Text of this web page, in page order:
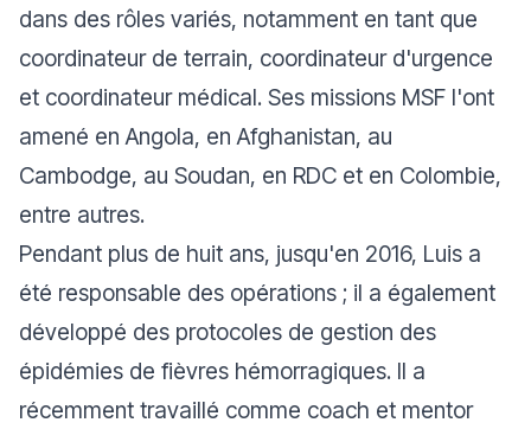
dans des rôles variés, notamment en tant que
coordinateur de terrain, coordinateur d'urgence
et coordinateur médical. Ses missions MSF l'ont
amené en Angola, en Afghanistan, au
Cambodge, au Soudan, en RDC et en Colombie,
entre autres.
Pendant plus de huit ans, jusqu'en 2016, Luis a
été responsable des opérations ; il a également
développé des protocoles de gestion des
épidémies de fièvres hémorragiques. Il a
récemment travaillé comme coach et mentor